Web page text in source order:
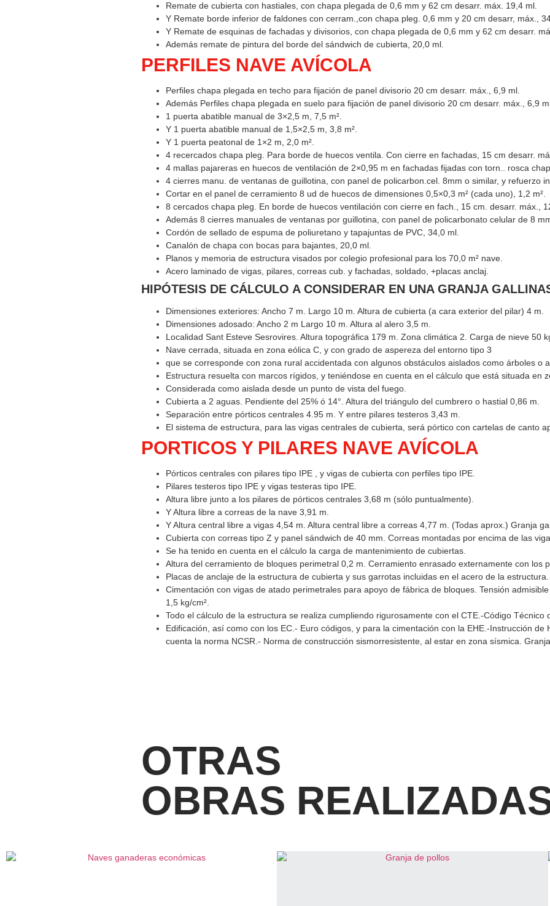
Remate de cubierta con hastiales, con chapa plegada de 0,6 mm y 62 cm desarr. máx. 19,4 ml.
Y Remate borde inferior de faldones con cerram.,con chapa pleg. 0,6 mm y 20 cm desarr, máx.,
Y Remate de esquinas de fachadas y divisorios, con chapa plegada de 0,6 mm y 62 cm desarr.
Además remate de pintura del borde del sándwich de cubierta, 20,0 ml.
PERFILES NAVE AVÍCOLA
Perfiles chapa plegada en techo para fijación de panel divisorio 20 cm desarr. máx., 6,9 ml.
Además Perfiles chapa plegada en suelo para fijación de panel divisorio 20 cm desarr. máx., 6,9
1 puerta abatible manual de 3×2,5 m, 7,5 m².
Y 1 puerta abatible manual de 1,5×2,5 m, 3,8 m².
Y 1 puerta peatonal de 1×2 m, 2,0 m².
4 recercados chapa pleg. Para borde de huecos ventila. Con cierre en fachadas, 15 cm desarr.
4 mallas pajareras en huecos de ventilación de 2×0,95 m en fachadas fijadas con torn.. rosca
4 cierres manu. de ventanas de guillotina, con panel de policarbon.cel. 8mm o similar, y refuerzo
Cortar en el panel de cerramiento 8 ud de huecos de dimensiones 0,5×0,3 m² (cada uno), 1,2 m².
8 cercados chapa pleg. En borde de huecos ventilación con cierre en fach., 15 cm. desarr. máx.,
Además 8 cierres manuales de ventanas por guillotina, con panel de policarbonato celular de 8
Cordón de sellado de espuma de poliuretano y tapajuntas de PVC, 34,0 ml.
Canalón de chapa con bocas para bajantes, 20,0 ml.
Planos y memoria de estructura visados por colegio profesional para los 70,0 m² nave.
Acero laminado de vigas, pilares, correas cub. y fachadas, soldado, +placas anclaj.
HIPÓTESIS DE CÁLCULO A CONSIDERAR EN UNA GRANJA
Dimensiones exteriores: Ancho 7 m. Largo 10 m. Altura de cubierta (a cara exterior del pilar) 4 m.
Dimensiones adosado: Ancho 2 m Largo 10 m. Altura al alero 3,5 m.
Localidad Sant Esteve Sesrovires. Altura topográfica 179 m. Zona climática 2. Carga de nieve 50
Nave cerrada, situada en zona eólica C, y con grado de aspereza del entorno tipo 3
que se corresponde con zona rural accidentada con algunos obstáculos aislados como árboles o
Estructura resuelta con marcos rígidos, y teniéndose en cuenta en el cálculo que está situada en
Considerada como aislada desde un punto de vista del fuego.
Cubierta a 2 aguas. Pendiente del 25% ó 14°. Altura del triángulo del cumbrero o hastial 0,86 m.
Separación entre pórticos centrales 4.95 m. Y entre pilares testeros 3,43 m.
El sistema de estructura, para las vigas centrales de cubierta, será pórtico con cartelas de canto
PORTICOS Y PILARES NAVE AVÍCOLA
Pórticos centrales con pilares tipo IPE , y vigas de cubierta con perfiles tipo IPE.
Pilares testeros tipo IPE y vigas testeras tipo IPE.
Altura libre junto a los pilares de pórticos centrales 3,68 m (sólo puntualmente).
Y Altura libre a correas de la nave 3,91 m.
Y Altura central libre a vigas 4,54 m. Altura central libre a correas 4,77 m. (Todas aprox.) Granja
Cubierta con correas tipo Z y panel sándwich de 40 mm. Correas montadas por encima de las
Se ha tenido en cuenta en el cálculo la carga de mantenimiento de cubiertas.
Altura del cerramiento de bloques perimetral 0,2 m. Cerramiento enrasado externamente con los
Placas de anclaje de la estructura de cubierta y sus garrotas incluidas en el acero de la estructura.
Cimentación con vigas de atado perimetrales para apoyo de fábrica de bloques. Tensión
1,5 kg/cm².
Todo el cálculo de la estructura se realiza cumpliendo rigurosamente con el CTE.-Código Técnico
Edificación, así como con los EC.- Euro códigos, y para la cimentación con la EHE.-Instrucción de
cuenta la norma NCSR.- Norma de construcción sismorresistente, al estar en zona sísmica.
OTRAS
OBRAS